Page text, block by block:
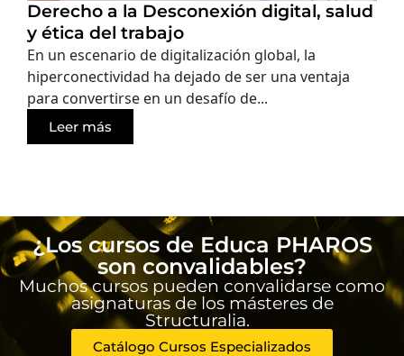
Derecho a la Desconexión digital, salud
y ética del trabajo
En un escenario de digitalización global, la
hiperconectividad ha dejado de ser una ventaja
para convertirse en un desafío de...
Leer más
¿Los cursos de Educa PHAROS
son convalidables?
Muchos cursos pueden convalidarse como
asignaturas de los másteres de
Structuralia.
Catálogo Cursos Especializados